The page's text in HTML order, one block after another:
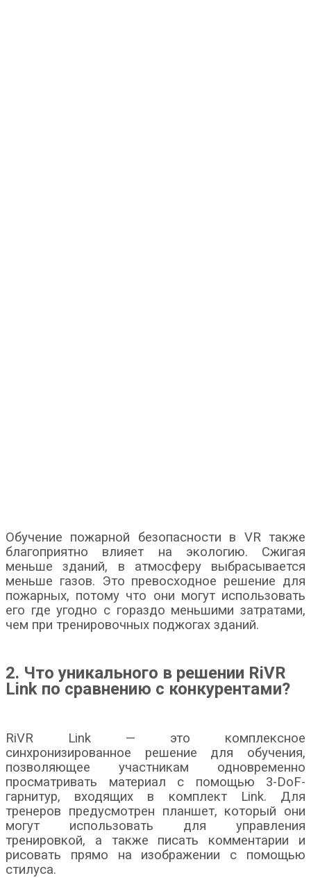
Обучение пожарной безопасности в VR также
благоприятно влияет на экологию. Сжигая
меньше зданий, в атмосферу выбрасывается
меньше газов. Это превосходное решение для
пожарных, потому что они могут использовать
его где угодно с гораздо меньшими затратами,
чем при тренировочных поджогах зданий.
2. Что уникального в решении RiVR
Link по сравнению с конкурентами?
RiVR Link — это комплексное
синхронизированное решение для обучения,
позволяющее участникам одновременно
просматривать материал с помощью 3-DoF-
гарнитур, входящих в комплект Link. Для
тренеров предусмотрен планшет, который они
могут использовать для управления
тренировкой, а также писать комментарии и
рисовать прямо на изображении с помощью
стилуса.